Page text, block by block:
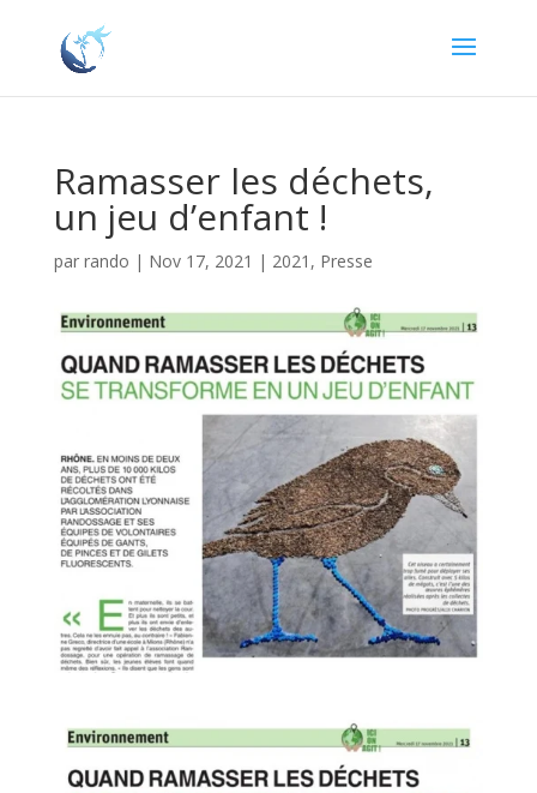
Ramasser les déchets,
un jeu d’enfant !
par rando | Nov 17, 2021 | 2021 , Presse